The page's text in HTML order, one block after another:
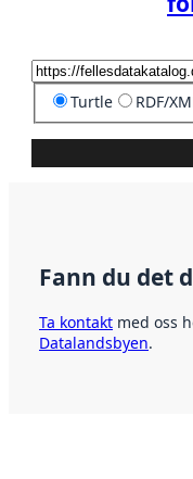
Turtle RDF/
Fann du det
Ta kontakt med oss
Datalandsbyen.